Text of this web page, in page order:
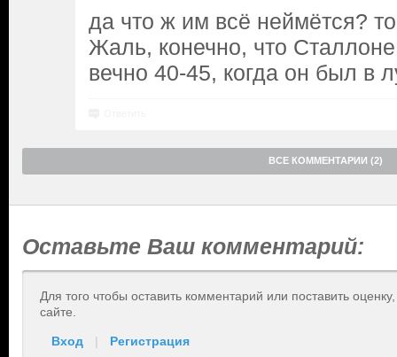
да что ж им всё неймётся?
Жаль, конечно, что
вечно 40-45, когда он был в
ВСЕ КОММЕНТАРИИ (2)
Оставьте Ваш комментарий:
Для того чтобы оставить комментарий или поставить
сайте.
Вход | Регистрация